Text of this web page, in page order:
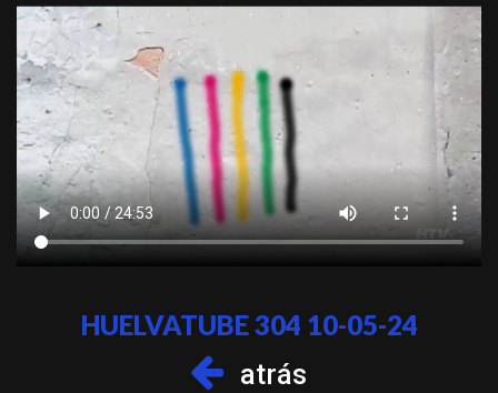
HUELVATUBE 304 10-05-24
atrás